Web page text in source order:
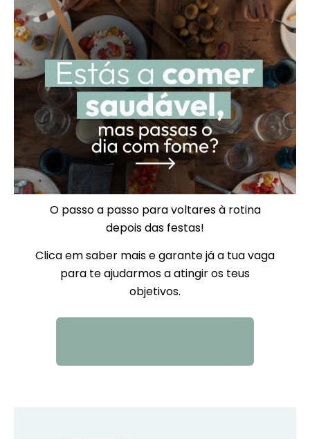
O passo a passo para voltares à rotina
depois das festas!
Clica em saber mais e garante já a tua vaga
para te ajudarmos a atingir os teus
objetivos.